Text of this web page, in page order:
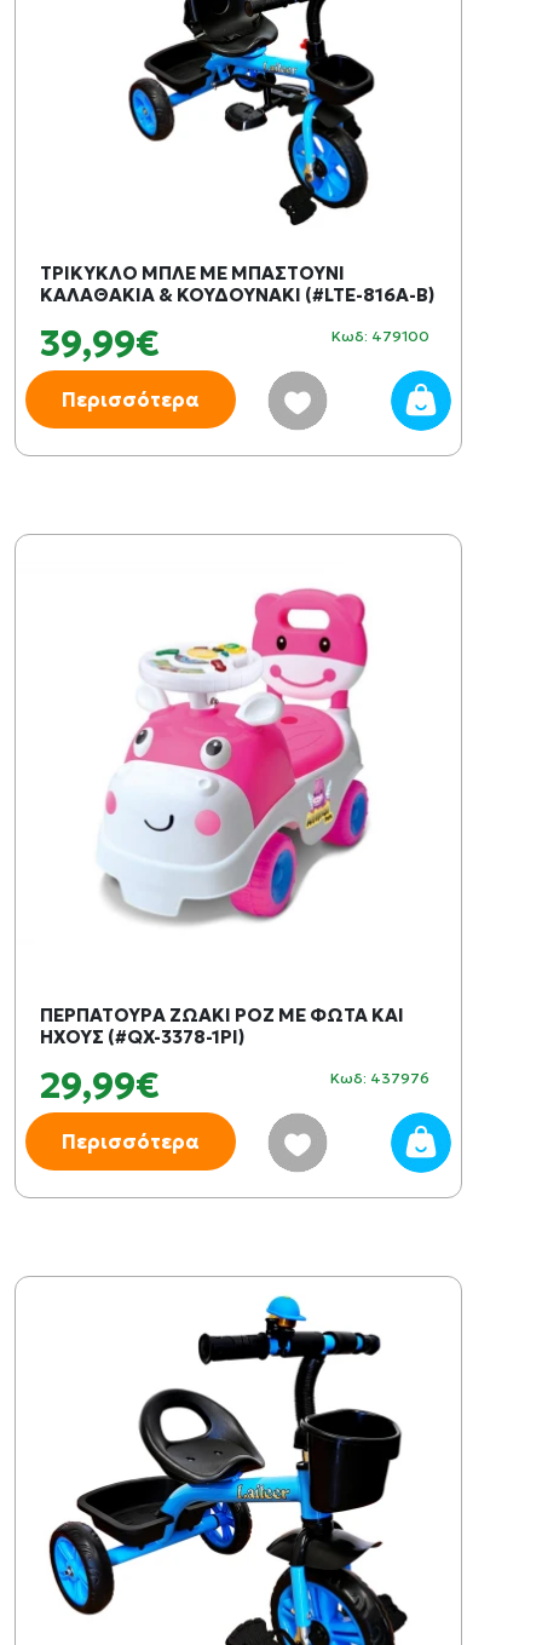
ΤΡΙΚΥΚΛΟ ΜΠΛΕ ΜΕ ΜΠΑΣΤΟΥΝΙ
ΚΑΛΑΘΑΚΙΑ & ΚΟΥΔΟΥΝΑΚΙ (#LTE-816A-B)
39,99€ Κωδ: 479100
Περισσότερα
ΠΕΡΠΑΤΟΥΡΑ ΖΩΑΚΙ ΡΟΖ ΜΕ ΦΩΤΑ ΚΑΙ
ΗΧΟΥΣ (#QX-3378-1PI)
29,99€ Κωδ: 437976
Περισσότερα